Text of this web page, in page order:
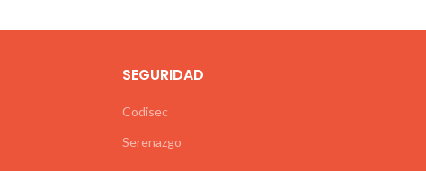
SEGURIDAD
Codisec
Serenazgo